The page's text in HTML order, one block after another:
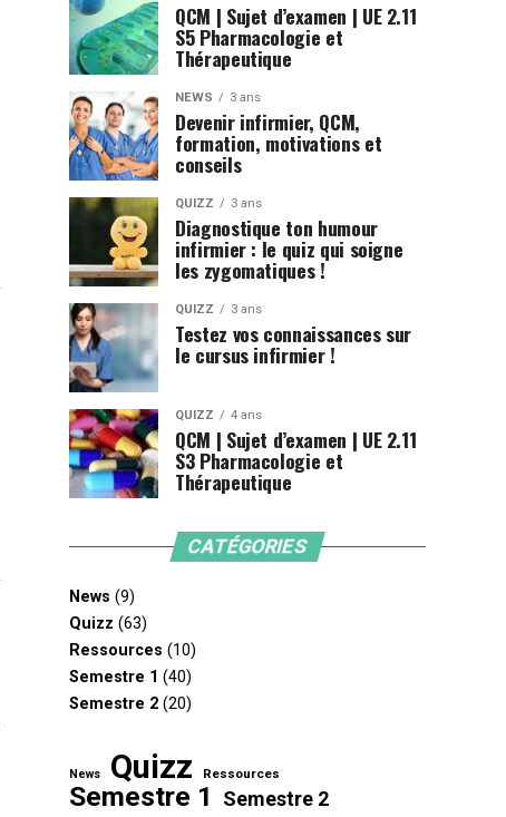
QCM | Sujet d’examen | UE 2.11
S5 Pharmacologie et
Thérapeutique
NEWS 3 ans
Devenir infirmier, QCM,
formation, motivations et
conseils
QUIZZ 3 ans
Diagnostique ton humour
infirmier : le quiz qui soigne
les zygomatiques !
QUIZZ 3 ans
Testez vos connaissances sur
le cursus infirmier !
QUIZZ 4 ans
QCM | Sujet d’examen | UE 2.11
S3 Pharmacologie et
Thérapeutique
CATÉGORIES
News (9)
Quizz (63)
Ressources (10)
Semestre 1 (40)
Semestre 2 (20)
News Quizz Ressources
Semestre 1 Semestre 2